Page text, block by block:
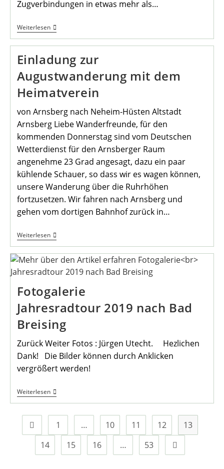
Zugverbindungen in etwas mehr als…
WeiterlesenAugustwanderung
Mit
Einladung zur
Augustwanderung mit dem
Heimatverein
von Arnsberg nach Neheim-Hüsten Altstadt
Arnsberg Liebe Wanderfreunde, für den
kommenden Donnerstag sind vom Deutschen
Wetterdienst für den Arnsberger Raum
angenehme 23 Grad angesagt, dazu ein paar
kühlende Schauer, so dass wir es wagen können,
unsere Wanderung über die Ruhrhöhen
fortzusetzen. Wir fahren nach Arnsberg und
gehen vom dortigen Bahnhof zurück in…
WeiterlesenEinladung
Zur
Mit
Heimatverein
Fotogalerie
Jahresradtour 2019 nach Bad
Breising
Zurück Weiter Fotos : Jürgen Utecht. Hezlichen
Dank! Die Bilder können durch Anklicken
vergrößert werden!
WeiterlesenFotogalerie
Jahresradtour
Nach
Bad
Zur vorherigen Seite
1 … 10 11 12
13
14
15 16 … 53 Zur nächsten